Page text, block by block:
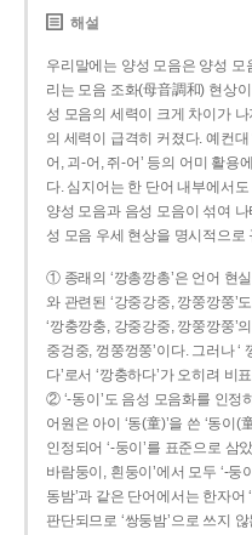
해설
우리말에는 양성 모음은 양성
리는 모음 조화(母音調和) 현상
성 모음의 세력이 크게 차이가
의 세력이 급격히 커졌다. 예컨대
어, 괴-어, 쥐-어’ 등의 어미 활용
다. 심지어는 한 단어 내부에서
양성 모음과 음성 모음이 섞여
성 모음 우세 현상을 명시적으로
① 종래의 ‘깡총깡총’은 언어 현
와 관련된 ‘강중강중, 깡쭝깡쭝’
‘깡충깡충, 강중강중, 깡쭝깡쭝’
중겅중, 껑쭝껑쭝’이다. 그러나 ‘
다’로서 ‘깡충하다’가 오히려 비
② ‘-동이’도 음성 모음화를 인정
어원은 아이 ‘동(童)’을 쓴 ‘동이
인정되어 ‘-둥이’를 표준으로 삼
바람둥이, 흰둥이’에서 모두 ‘-둥
동밤’과 같은 단어에서는 한자어
판단되므로 ‘쌍둥밤’으로 쓰지